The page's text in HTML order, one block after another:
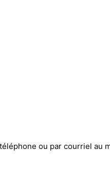
ou par courriel au